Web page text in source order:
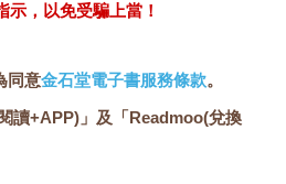
，以免受騙上當！
同意金石堂電子書服務條款。
讀+APP)」及「Readmoo(兌換